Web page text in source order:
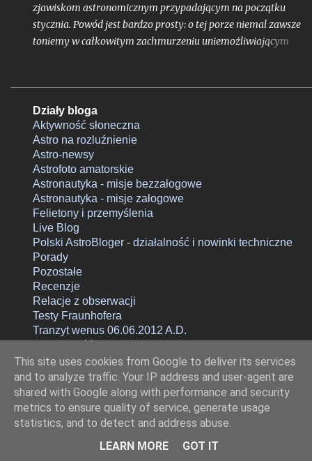
zjawiskom astronomicznym przypadającym na początku
stycznia. Powód jest bardzo prosty: o tej porze niemal zawsze
toniemy w całkowitym zachmurzeniu uniemożliwiającym
swego rodzaju maksimum ryzyka niepowodzenia obserwacji i
sam szczyt pochmurnego jesienno-zimowego półrocza, kiedy
zaleganie szczelnie zakrywającej niebo jednolitej warstwy
nad naszym krajem najczęściej przybiera postać permanentną.
Działy bloga
Aktywność słoneczna
Astro na rozluźnienie
Astro-newsy
Astrofoto amatorskie
Astronautyka - misje bezzałogowe
Astronautyka - misje załogowe
Felietony i przemyślenia
Live Blog
Polski AstroBloger - działalność i nowinki techniczne
Porady
Pozostałe
Recenzje
Relacje z obserwacji
Testy Fraunhofera
Tranzyt wenus 06.06.2012 A.D.
Zadziwiające i zachwycające
Zjawiska atmosferyczne
Zjawiska astronomiczne
Zloty i zjazdy
This site uses cookies from Google to deliver its services
and to analyze traffic. Your IP address and user-agent are
shared with Google along with performance and security
metrics to ensure quality of service, generate usage
statistics, and to detect and address abuse.
LEARN MORE
GOT IT